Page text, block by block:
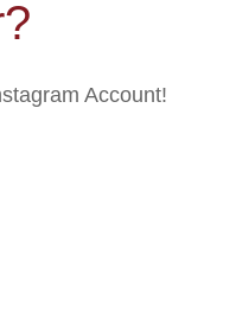
Account!